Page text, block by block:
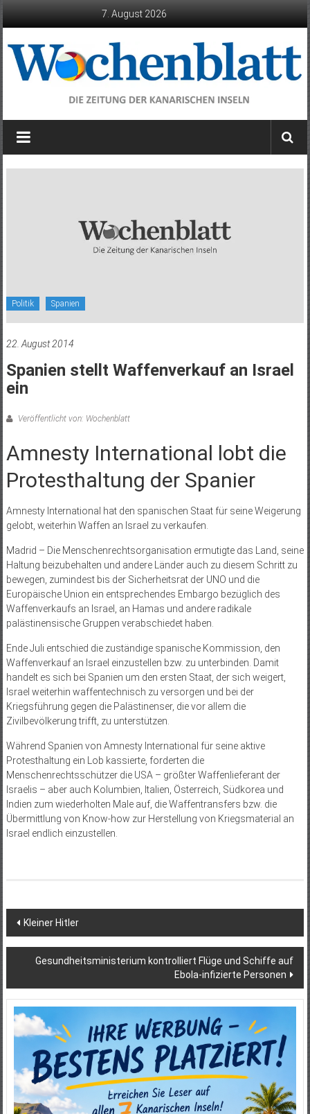
7. August 2026
Wochenblatt
die
Politik Spanien
22. August 2014
Spanien stellt Waffenverkauf an Israel
ein
Veröffentlicht von: Wochenblatt
Amnesty International lobt die
Protesthaltung der Spanier
Amnesty International hat den spanischen Staat für seine Weigerung
gelobt, weiterhin Waffen an Israel zu verkaufen.
Madrid – Die Menschenrechtsorganisation ermutigte das Land, seine
Haltung beizubehalten und andere Länder auch zu diesem Schritt zu
bewegen, zumindest bis der Sicherheitsrat der UNO und die
Europäische Union ein entsprechendes Embargo bezüglich des
Waffenverkaufs an Israel, an Hamas und andere radikale
palästinensische Gruppen verabschiedet haben.
Ende Juli entschied die zuständige spanische Kommission, den
Waffenverkauf an Israel einzustellen bzw. zu unterbinden. Damit
handelt es sich bei Spanien um den ersten Staat, der sich weigert,
Israel weiterhin waffentechnisch zu versorgen und bei der
Kriegsführung gegen die Palästinenser, die vor allem die
Zivilbevölkerung trifft, zu unterstützen.
Während Spanien von Amnesty International für seine aktive
Protesthaltung ein Lob kassierte, forderten die
Menschenrechtsschützer die USA – größter Waffenlieferant der
Israelis – aber auch Kolumbien, Italien, Österreich, Südkorea und
Indien zum wiederholten Male auf, die Waffentransfers bzw. die
Übermittlung von Know-how zur Herstellung von Kriegsmaterial an
Israel endlich einzustellen.
Beitragsnavigation
Kleiner Hitler
Gesundheitsministerium kontrolliert Flüge und Schiffe auf
Ebola-infizierte Personen